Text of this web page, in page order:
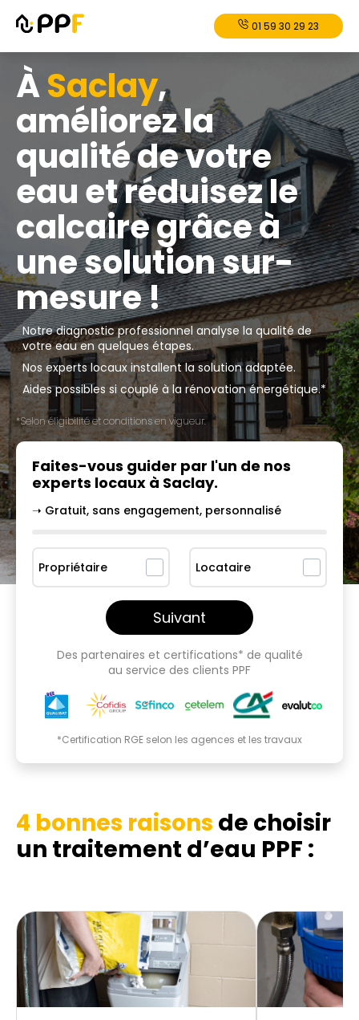
01 59 30 29 23
ÀSaclay,
améliorez la
qualité de votre
eau et réduisez le
calcaire grâce à
une solution sur-
mesure !
Notre diagnostic professionnel analyse la qualité de
votre eau en quelques étapes.
Nos experts locaux installent la solution adaptée.
Aides possibles si couplé à la rénovation énergétique.*
*Selon éligibilité et conditions en vigueur.
Faites-vous guider par l'un de nos
experts locaux à Saclay.
➝ Gratuit, sans engagement, personnalisé
Propriétaire Locataire
Suivant
Des partenaires et certifications* de qualité
au service des clients PPF
*Certification RGE selon les agences et les travaux
4 bonnes raisons de choisir
un traitement d’eau PPF :